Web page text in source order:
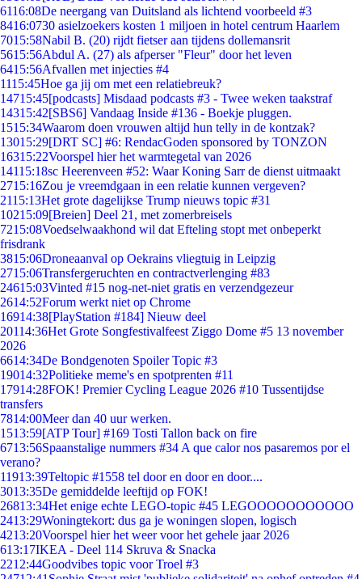
6116:08De neergang van Duitsland als lichtend voorbeeld #3
8416:0730 asielzoekers kosten 1 miljoen in hotel centrum Haarlem
7015:58Nabil B. (20) rijdt fietser aan tijdens dollemansrit
5615:56Abdul A. (27) als afperser "Fleur" door het leven
6415:56Afvallen met injecties #4
1115:45Hoe ga jij om met een relatiebreuk?
14715:45[podcasts] Misdaad podcasts #3 - Twee weken taakstraf
14315:42[SBS6] Vandaag Inside #136 - Boekje pluggen.
1515:34Waarom doen vrouwen altijd hun telly in de kontzak?
13015:29[DRT SC] #6: RendacGoden sponsored by TONZON
16315:22Voorspel hier het warmtegetal van 2026
14115:18sc Heerenveen #52: Waar Koning Sarr de dienst uitmaakt
2715:16Zou je vreemdgaan in een relatie kunnen vergeven?
2115:13Het grote dagelijkse Trump nieuws topic #31
10215:09[Breien] Deel 21, met zomerbreisels
7215:08Voedselwaakhond wil dat Efteling stopt met onbeperkt
frisdrank
3815:06Droneaanval op Oekrains vliegtuig in Leipzig
2715:06Transfergeruchten en contractverlenging #83
24615:03Vinted #15 nog-net-niet gratis en verzendgezeur
2614:52Forum werkt niet op Chrome
16914:38[PlayStation #184] Nieuw deel
20114:36Het Grote Songfestivalfeest Ziggo Dome #5 13 november
2026
6614:34De Bondgenoten Spoiler Topic #3
19014:32Politieke meme's en spotprenten #11
17914:28FOK! Premier Cycling League 2026 #10 Tussentijdse
transfers
7814:00Meer dan 40 uur werken.
1513:59[ATP Tour] #169 Tosti Tallon back on fire
6713:56Spaanstalige nummers #34 A que calor nos pasaremos por el
verano?
11913:39Teltopic #1558 tel door en door en door....
3013:35De gemiddelde leeftijd op FOK!
26813:34Het enige echte LEGO-topic #45 LEGOOOOOOOOOOO
2413:29Woningtekort: dus ga je woningen slopen, logisch
4213:20Voorspel hier het weer voor het gehele jaar 2026
613:17IKEA - Deel 114 Skruva & Snacka
2212:44Goodvibes topic voor Troel #3